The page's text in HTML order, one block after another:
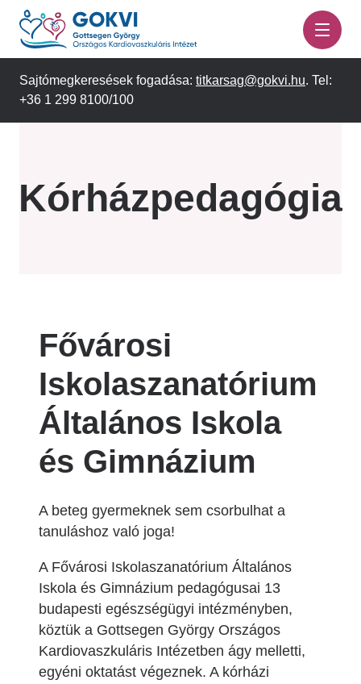
Ugrás
tartalomra
Sajtómegkeresések fogadása: titkarsag@gokvi.hu. Tel:
+36 1 299 8100/100
Kórházpedagógia
Fővárosi
Iskolaszanatórium
Általános Iskola
és Gimnázium
A beteg gyermeknek sem csorbulhat a
tanuláshoz való joga!
A Fővárosi Iskolaszanatórium Általános
Iskola és Gimnázium pedagógusai 13
budapesti egészségügyi intézményben,
köztük a Gottsegen György Országos
Kardiovaszkuláris Intézetben ágy melletti,
egyéni oktatást végeznek. A kórházi